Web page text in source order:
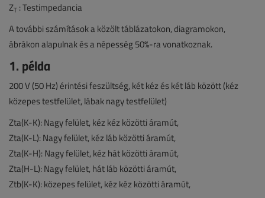
ZT : Testimpedancia
A további számítások a közölt táblázatokon, diagramokon,
ábrákon alapulnak és a népesség 50%-ra vonatkoznak.
1. példa
200 V (50 Hz) érintési feszültség, két kéz és két láb között (kéz
közepes testfelület, lábak nagy testfelület)
Zta(K-K): Nagy felület, kéz kéz közötti áramút,
Zta(K-L): Nagy felület, kéz láb közötti áramút,
Zta(K-H): Nagy felület, kéz hát közötti áramút,
Zta(H-L): Nagy felület, hát láb közötti áramút,
Ztb(K-K): közepes felület, kéz kéz közötti áramút,